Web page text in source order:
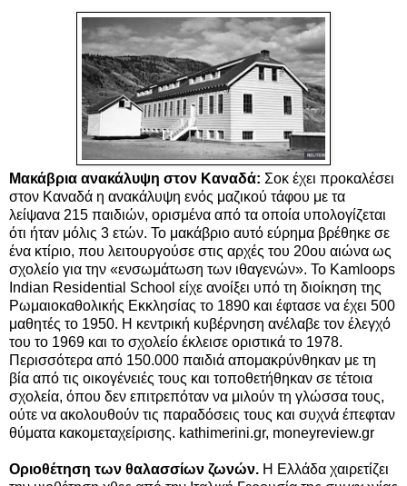
Μακάβρια ανακάλυψη στον Καναδά: Σοκ έχει προκαλέσει
στον Καναδά η ανακάλυψη ενός μαζικού τάφου με τα
λείψανα 215 παιδιών, ορισμένα από τα οποία υπολογίζεται
ότι ήταν μόλις 3 ετών. Το μακάβριο αυτό εύρημα βρέθηκε σε
ένα κτίριο, που λειτουργούσε στις αρχές του 20ου αιώνα ως
σχολείο για την «ενσωμάτωση των ιθαγενών». Το Kamloops
Indian Residential School είχε ανοίξει υπό τη διοίκηση της
Ρωμαιοκαθολικής Εκκλησίας το 1890 και έφτασε να έχει 500
μαθητές το 1950. Η κεντρική κυβέρνηση ανέλαβε τον έλεγχό
του το 1969 και το σχολείο έκλεισε οριστικά το 1978.
Περισσότερα από 150.000 παιδιά απομακρύνθηκαν με τη
βία από τις οικογένειές τους και τοποθετήθηκαν σε τέτοια
σχολεία, όπου δεν επιτρεπόταν να μιλούν τη γλώσσα τους,
ούτε να ακολουθούν τις παραδόσεις τους και συχνά έπεφταν
θύματα κακομεταχείρισης. kathimerini.gr, moneyreview.gr
Oριοθέτηση των θαλασσίων ζωνών. Η Ελλάδα χαιρετίζει